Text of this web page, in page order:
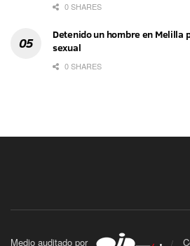
0 SHARES
Detenido un hombre en Melilla
sexual
0 SHARES
Medio auditado por